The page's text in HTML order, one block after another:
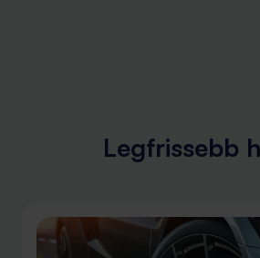
Legfrissebb